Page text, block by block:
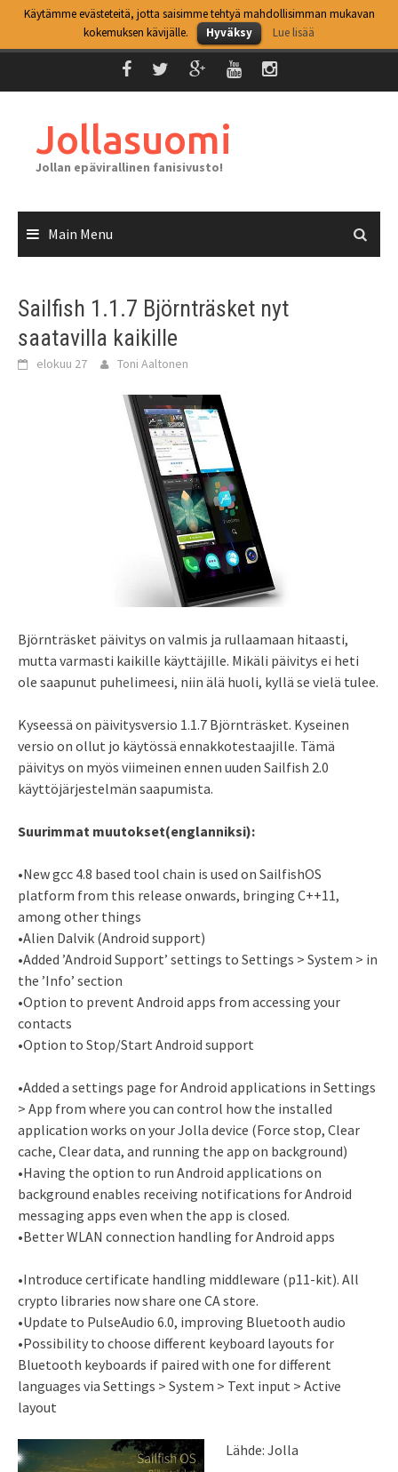
Skip
content
Top Menu
Jollasuomi
Jollan epävirallinen fanisivusto!
Main Menu
Sailfish 1.1.7 Björnträsket nyt
saatavilla kaikille
elokuu 27 Toni Aaltonen
Björnträsket päivitys on valmis ja rullaamaan hitaasti,
mutta varmasti kaikille käyttäjille. Mikäli päivitys ei heti
ole saapunut puhelimeesi, niin älä huoli, kyllä se vielä tulee.
Kyseessä on päivitysversio 1.1.7 Björnträsket. Kyseinen
versio on ollut jo käytössä ennakkotestaajille. Tämä
päivitys on myös viimeinen ennen uuden Sailfish 2.0
käyttöjärjestelmän saapumista.
Suurimmat muutokset(englanniksi):
•New gcc 4.8 based tool chain is used on SailfishOS
platform from this release onwards, bringing C++11,
among other things
•Alien Dalvik (Android support)
•Added ’Android Support’ settings to Settings > System > in
the ’Info’ section
•Option to prevent Android apps from accessing your
contacts
•Option to Stop/Start Android support
•Added a settings page for Android applications in Settings
> App from where you can control how the installed
application works on your Jolla device (Force stop, Clear
cache, Clear data, and running the app on background)
•Having the option to run Android applications on
background enables receiving notifications for Android
messaging apps even when the app is closed.
•Better WLAN connection handling for Android apps
•Introduce certificate handling middleware (p11-kit). All
crypto libraries now share one CA store.
•Update to PulseAudio 6.0, improving Bluetooth audio
•Possibility to choose different keyboard layouts for
Bluetooth keyboards if paired with one for different
languages via Settings > System > Text input > Active
layout
Lähde: Jolla
Käytämme evästeteitä, jotta saisimme tehtyä mahdollisimman mukavan
kokemuksen kävijälle.
Hyväksy Lue lisää